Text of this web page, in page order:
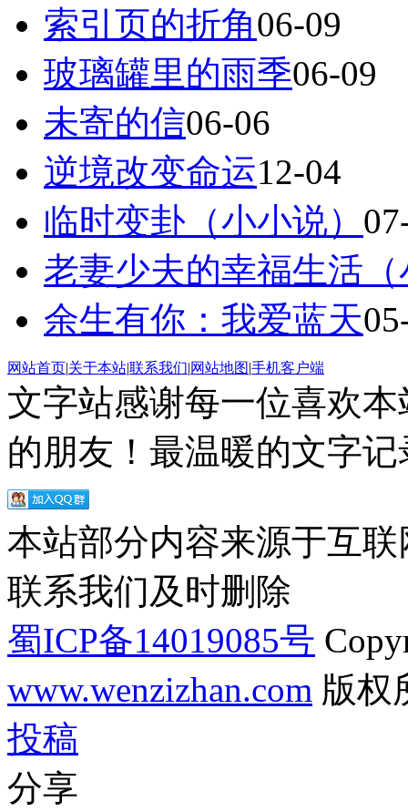
索引页的折角06-09
玻璃罐里的雨季06-09
未寄的信06-06
逆境改变命运12-04
临时变卦（小小说）
老妻少夫的幸福生活
余生有你：我爱蓝天
网站首页|关于本站|联系我们|网站地图|手机客户端
文字站感谢每一位喜欢
的朋友！最温暖的文字
本站部分内容来源于互
联系我们及时删除
蜀ICP备14019085号
www.wenzizhan.com 版权
投稿
分享